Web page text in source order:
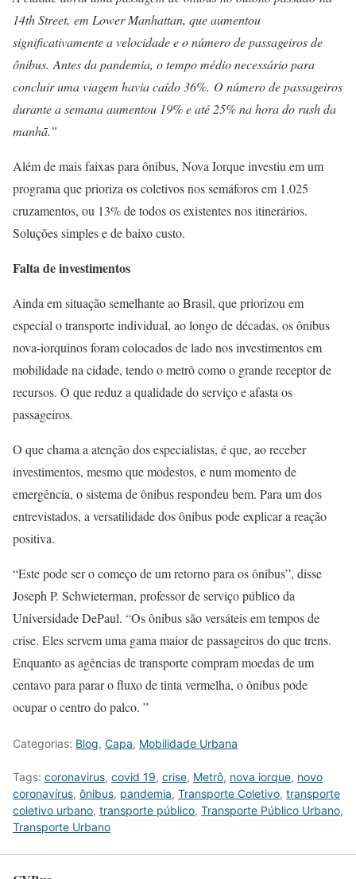
14th Street, em Lower Manhattan, que aumentou
significativamente a velocidade e o número de passageiros de
ônibus. Antes da pandemia, o tempo médio necessário para
concluir uma viagem havia caído 36%. O número de passageiros
durante a semana aumentou 19% e até 25% na hora do rush da
manhã.”
Além de mais faixas para ônibus, Nova Iorque investiu em um
programa que prioriza os coletivos nos semáforos em 1.025
cruzamentos, ou 13% de todos os existentes nos itinerários.
Soluções simples e de baixo custo.
Falta de investimentos
Ainda em situação semelhante ao Brasil, que priorizou em
especial o transporte individual, ao longo de décadas, os ônibus
nova-iorquinos foram colocados de lado nos investimentos em
mobilidade na cidade, tendo o metrô como o grande receptor de
recursos. O que reduz a qualidade do serviço e afasta os
passageiros.
O que chama a atenção dos especialistas, é que, ao receber
investimentos, mesmo que modestos, e num momento de
emergência, o sistema de ônibus respondeu bem. Para um dos
entrevistados, a versatilidade dos ônibus pode explicar a reação
positiva.
“Este pode ser o começo de um retorno para os ônibus”, disse
Joseph P. Schwieterman, professor de serviço público da
Universidade DePaul. “Os ônibus são versáteis em tempos de
crise. Eles servem uma gama maior de passageiros do que trens.
Enquanto as agências de transporte compram moedas de um
centavo para parar o fluxo de tinta vermelha, o ônibus pode
ocupar o centro do palco. ”
Categorias: Blog, Capa, Mobilidade Urbana
Tags: coronavirus, covid 19, crise, Metrô, nova iorque, novo
coronavírus, ônibus, pandemia, Transporte Coletivo, transporte
coletivo urbano, transporte público, Transporte Público Urbano,
Transporte Urbano